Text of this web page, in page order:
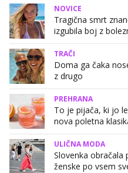
NOVICE
Tragična smrt
izgubila boj z
TRAČI
Doma ga čaka
z drugo
PREHRANA
To je pijača, ki jo
nova poletna
ULIČNA MODA
Slovenka obračala
ženske po vsem